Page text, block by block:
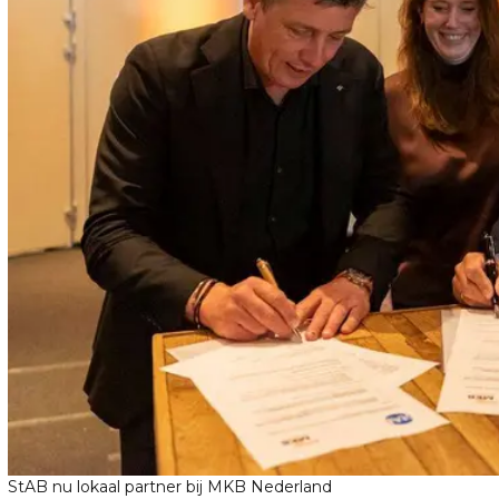
StAB nu lokaal partner bij MKB Nederland